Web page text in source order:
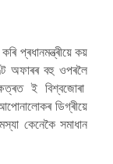
প্ৰধানমন্ত্ৰীয়ে কয়
অফাৰৰ বহু ওপৰলৈ
ই বিশ্বজোৰা
ডিগ্ৰীয়ে
কেনেকৈ সমাধান